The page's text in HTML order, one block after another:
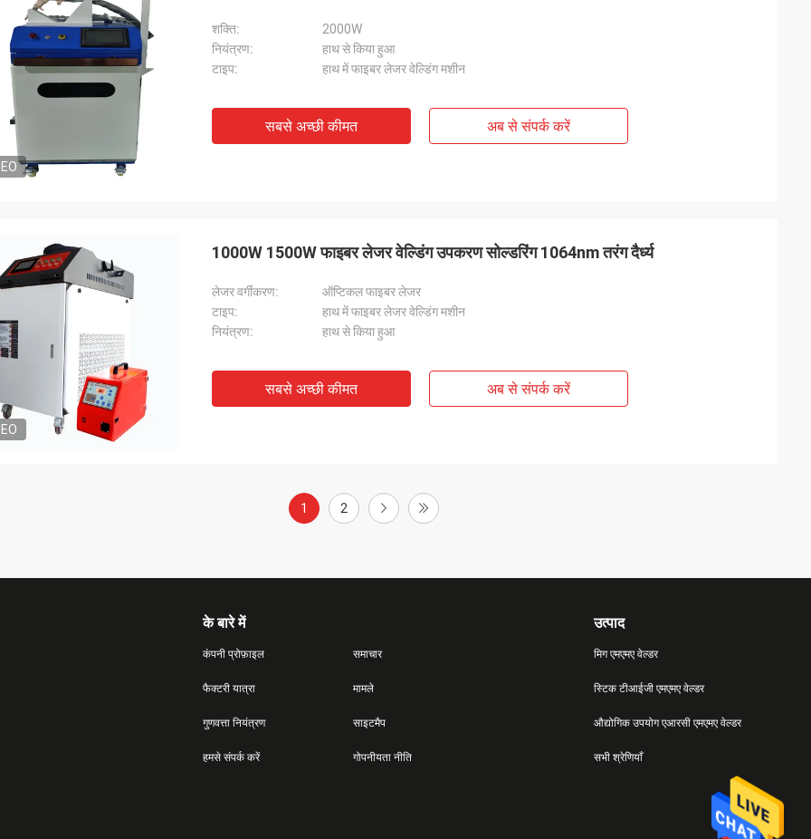
शक्ति:
2000W
नियंत्रण:
हाथ से किया हुआ
टाइप:
हाथ में फाइबर लेजर वेल्डिंग मशीन
सबसे अच्छी कीमत अब से संपर्क करें
1000W 1500W फाइबर लेजर वेल्डिंग उपकरण सोल्डरिंग 1064nm तरंग दैर्ध्य
लेजर वर्गीकरण:
ऑप्टिकल फाइबर लेजर
टाइप:
हाथ में फाइबर लेजर वेल्डिंग मशीन
नियंत्रण:
हाथ से किया हुआ
सबसे अच्छी कीमत अब से संपर्क करें
1 2
के बारे में
कंपनी प्रोफ़ाइल
फैक्टरी यात्रा
गुणवत्ता नियंत्रण
हमसे संपर्क करें
समाचार
मामले
साइटमैप
गोपनीयता नीति
उत्पाद
मिग एमएमए वेल्डर
स्टिक टीआईजी एमएमए वेल्डर
औद्योगिक उपयोग एआरसी एमएमए वेल्डर
सभी श्रेणियाँ